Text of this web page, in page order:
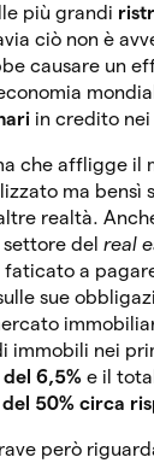
più grandi
ciò non è
causare un
in credito
che affligge il
ma bensì
realtà.
settore del real
faticato a
sue
immobili nei
del 6,5% e il
50% circa
però